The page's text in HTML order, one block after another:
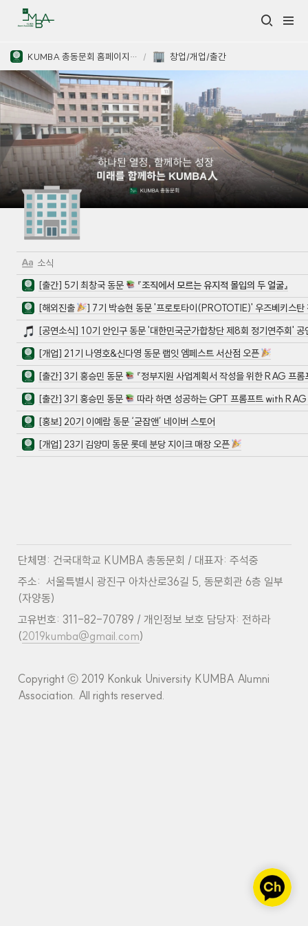
KUMBA 총동문회 홈페이지 관리 / 창업/개업/출간
🏢
소식
[출간] 5기 최창국 동문
『조직에서 모르는 유지적 몰입의 두 얼굴』
[해외진출
] 7기 박승현 동문 '프로토타이(PROTOTIE)' 우즈베키스탄
[공연소식] 10기 안인구 동문 '대한민국군가합창단 제8회 정기연주회' 공
[개업] 21기 나영호&신다영 동문 랩잇 엠페스트 서산점 오픈
[출간] 3기 홍승민 동문
『정부지원 사업계획서 작성을 위한 RAG 프롬
[출간] 3기 홍승민 동문
따라 하면 성공하는 GPT 프롬프트 with RAG
[홍보] 20기 이예람 동문 ‘굳잡앤’ 네이버 스토어
[개업] 23기 김양미 동문 롯데 분당 지이크 매장 오픈
단체명: 건국대학교 KUMBA 총동문회 / 대표자: 주석중
주소:  서울특별시 광진구 아차산로36길 5, 동문회관 6층 일부
(자양동)
고유번호: 311-82-70789 / 개인정보 보호 담당자: 전하라
(2019kumba@gmail.com)
Copyright ⓒ 2019 Konkuk University KUMBA Alumni
Association. All rights reserved.